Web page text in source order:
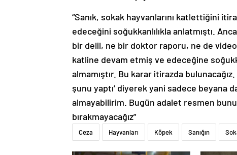
“Sanık, sokak hayvanlarını katlettiğini
edeceğini soğukkanlılıkla anlatmıştı.
bir delil, ne bir doktor raporu, ne de
katline devam etmiş ve edeceğine
almamıştır. Bu karar itirazda
şunu yaptı’ diyerek yani sadece beyana
almayabilirim. Bugün adalet resmen
bırakmayacağız”
Ceza Hayvanları Köpek Sanığın